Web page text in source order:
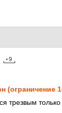
(ограничение
трезвым